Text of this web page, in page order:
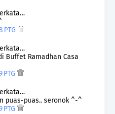
PTG
Buffet Ramadhan Casa
PTG
puas-puas.. seronok ^-^
PTG